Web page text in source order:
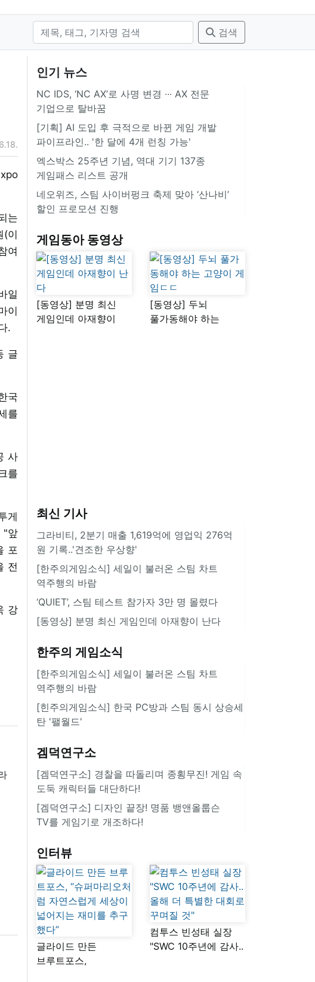
검색
는
(이
여
일
이
.
글
국
를
사
를
게
"앞
포
전
강
인기 뉴스
NC IDS, ‘NC AX’로 사명 변경 ∙∙∙ AX 전문
기업으로 탈바꿈
[기획] AI 도입 후 극적으로 바뀐 게임 개발
파이프라인.. '한 달에 4개 런칭 가능'
엑스박스 25주년 기념, 역대 기기 137종
게임패스 리스트 공개
네오위즈, 스팀 사이버펑크 축제 맞아 ‘산나비’
할인 프로모션 진행
게임동아 동영상
[동영상] 분명 최신
게임인데 아재향이
[동영상] 두뇌
풀가동해야 하는
최신 기사
그라비티, 2분기 매출 1,619억에 영업익 276억
원 기록..'견조한 우상향'
[한주의게임소식] 세일이 불러온 스팀 차트
역주행의 바람
‘QUIET’, 스팀 테스트 참가자 3만 명 몰렸다
[동영상] 분명 최신 게임인데 아재향이 난다
한주의 게임소식
[한주의게임소식] 세일이 불러온 스팀 차트
역주행의 바람
[힌주의게임소식] 한국 PC방과 스팀 동시 상승세
탄 '팰월드'
겜덕연구소
[겜덕연구소] 경찰을 따돌리며 종횡무진! 게임 속
도둑 캐릭터들 대단하다!
[겜덕연구소] 디자인 끝장! 명품 뱅앤올룹슨
TV를 게임기로 개조하다!
인터뷰
글라이드 만든
브루트포스,
컴투스 빈성태 실장
"SWC 10주년에 감사..